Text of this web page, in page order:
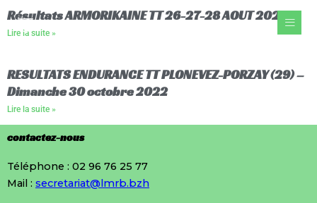
Aller
Résultats ARMORIKAINE TT 26-27-28 AOUT 2022
Lire la suite »
RESULTATS ENDURANCE TT PLONEVEZ-PORZAY (29) –
Dimanche 30 octobre 2022
Lire la suite »
contactez-nous
Téléphone : 02 96 76 25 77
Mail : secretariat@lmrb.bzh